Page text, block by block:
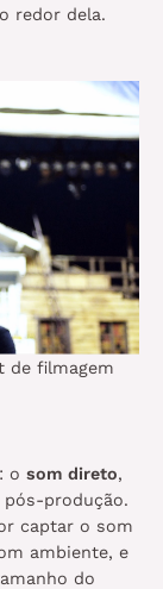
redor dela.
de filmagem
o som direto,
pós-produção.
captar o som
ambiente, e
do